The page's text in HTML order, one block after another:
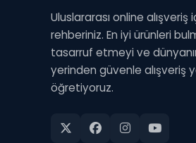
Uluslararası online alışveriş
rehberiniz. En iyi ürünleri
tasarruf etmeyi ve
yerinden güvenle alışveriş
öğretiyoruz.